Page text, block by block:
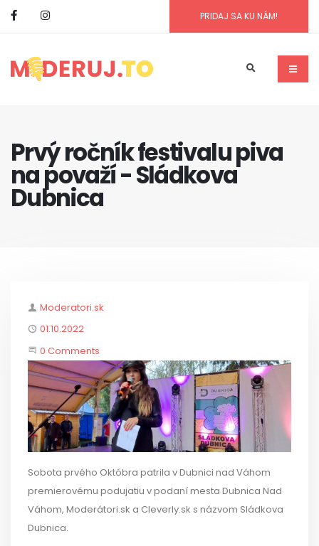
PRIDAJ SA KU NÁM!
Prvý ročník festivalu piva
na považí - Sládkova
Dubnica
Author
Moderatori.sk
Published
01.10.2022
Start the Conversation
0 Comments
Sobota prvého Októbra patrila v Dubnici nad Váhom
premierovému podujatiu v podaní mesta Dubnica Nad
Váhom, Moderátori.sk a Cleverly.sk s názvom Sládkova
Dubnica.